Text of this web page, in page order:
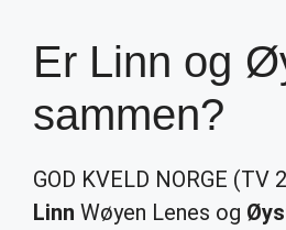
Er Linn og
sammen?
GOD KVELD NORGE (TV
Linn Wøyen Lenes og